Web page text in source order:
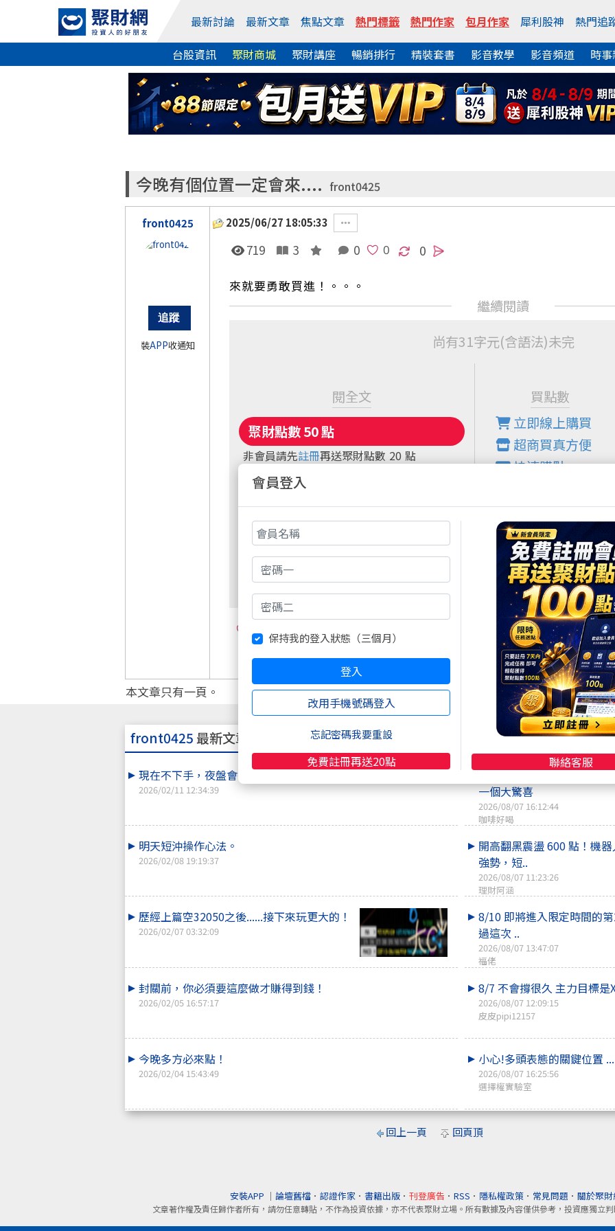
最新討論 最新文章 焦點文章 熱門標籤 熱門作家 包月作家 犀利股神
熱門追
台股資訊
聚財商城 聚財講座 暢銷排行 精裝套書 影音教學 影音頻道 時
今晚有個位置一定會來.... front0425
front0425
裝APP收通知
2025/06/27 18:05:33
719 3 0 0
來就要勇敢買進！。。。
尚有31字元(含語法)未完
閱全文
非會員請先註冊再送聚財點數 20 點
買點數
立即線上購買
超商買真方便
快速購點
0
本文章只有一頁。
front0425最新文章
現在不下手，夜盤會後悔。。。
2026/02/11 12:34:39
明天短沖操作心法。
2026/02/08 19:19:37
歷經上篇空32050之後......接下來玩更大的！
2026/02/07 03:32:09
封關前，你必須要這麼做才賺得到錢！
2026/02/05 16:57:17
今晚多方必來點！
2026/02/04 15:43:49
熱門焦點文章
加權指數下跌量縮 等待晚
一個大驚喜
2026/08/07 16:12:44
咖啡好喝
開高翻黑震盪 600 點！機
強勢，短..
2026/08/07 11:23:26
理財阿涵
8/10 即將進入限定時間的
過這次 ..
2026/08/07 13:47:07
福佬
8/7 不會撐很久 主力目標是
2026/08/07 12:09:15
皮皮pipi12157
小心!多頭表態的關鍵位置
2026/08/07 16:25:56
選擇權實驗室
回上一頁 回頁頂
安裝APP ｜ 論壇舊檔． 認證作家． 書籍出版． 刊登廣告 ． RSS ． 隱私權政策． 常見問題 ． 關於聚財
文章著作權及責任歸作者所有，請勿任意轉貼，不作為投資依據，亦不代表聚財立場。所有數據及內容僅供參考，投資應獨立
會員登入
保持我的登入狀態（三個月）
登入
改用手機號碼登入
忘記密碼我要重設
免費註冊再送20點 聯絡客服